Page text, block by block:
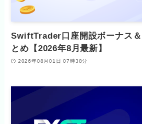
SwiftTrader口座開設ボーナス＆
とめ【2026年8月最新】
2026年08月01日 07時38分